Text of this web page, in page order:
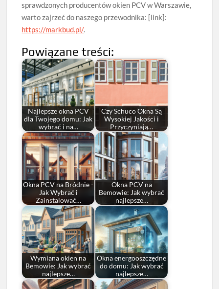
sprawdzonych producentów okien PCV w Warszawie,
warto zajrzeć do naszego przewodnika: [link]:
https://markbud.pl/.
Powiązane treści:
Najlepsze okna PCV
dla Twojego domu: Jak
wybrać i na…
Czy Schuco Okna Są
Wysokiej Jakości i
Przyczyniają…
Okna PCV na Bródnie -
Jak Wybrać i
Zainstalować…
Okna PCV na
Bemowie: Jak wybrać
najlepsze…
Wymiana okien na
Bemowie: Jak wybrać
najlepsze…
Okna energooszczędne
do domu: Jak wybrać
najlepsze…